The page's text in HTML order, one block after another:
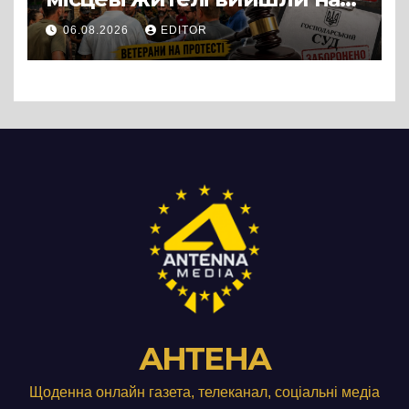
протест до стін
підприємства ТОВ «Омега
Три», що займається
06.08.2026 EDITOR
АНТЕНА
Щоденна онлайн газета, телеканал, соціальні медіа